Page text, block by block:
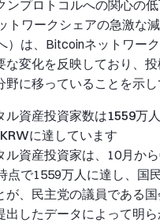
ンプロトコルへの関心の
トワークシェアの急激な
）は、Bitcoinネットワー
な変化を反映しており、
野に移っていることを示
ル資産投資家数は1559万
に達しています
ル資産投資家は、10月か
点で1559万人に達し、国
が、民主党の議員である
出したデータによって明ら